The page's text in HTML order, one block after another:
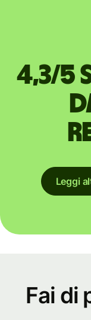
4,3/5
Leggi
Fai di